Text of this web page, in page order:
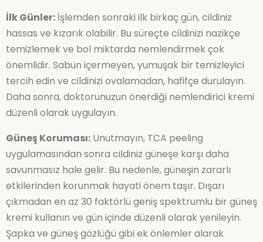
İlk Günler: İşlemden sonraki ilk birkaç gün, cildiniz
hassas ve kızarık olabilir. Bu süreçte cildinizi nazikçe
temizlemek ve bol miktarda nemlendirmek çok
önemlidir. Sabun içermeyen, yumuşak bir temizleyici
tercih edin ve cildinizi ovalamadan, hafifçe durulayın.
Daha sonra, doktorunuzun önerdiği nemlendirici kremi
düzenli olarak uygulayın.
Güneş Koruması: Unutmayın, TCA peeling
uygulamasından sonra cildiniz güneşe karşı daha
savunmasız hale gelir. Bu nedenle, güneşin zararlı
etkilerinden korunmak hayati önem taşır. Dışarı
çıkmadan en az 30 faktörlü geniş spektrumlu bir güneş
kremi kullanın ve gün içinde düzenli olarak yenileyin.
Şapka ve güneş gözlüğü gibi ek önlemler alarak